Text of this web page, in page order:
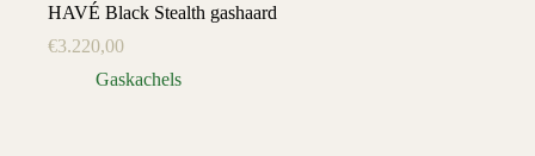
HAVÉ Black Stealth gashaard
€3.220,00
Gaskachels